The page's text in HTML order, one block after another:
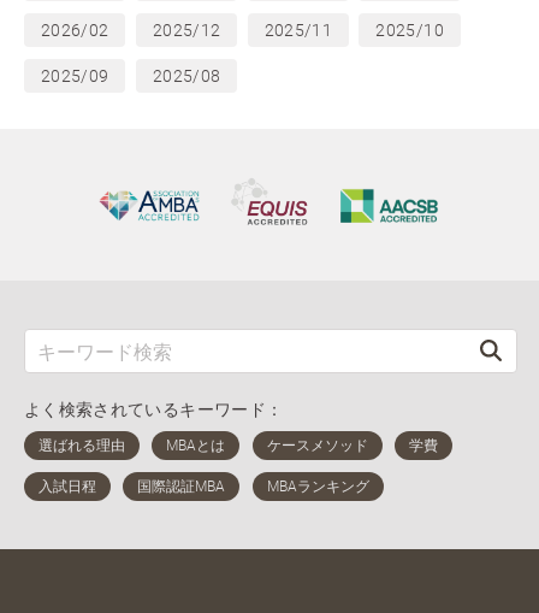
2026/02 2025/12 2025/11 2025/10
2025/09 2025/08
よく検索されているキーワード：